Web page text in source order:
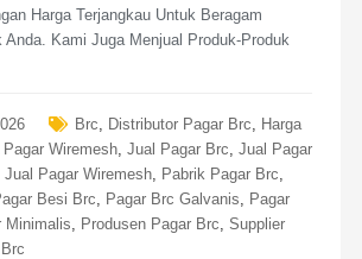
Harga Terjangkau Untuk Beragam
Anda. Kami Juga Menjual Produk-Produk
Brc Distributor Pagar Brc
Harga
Pagar Wiremesh, Jual Pagar Brc Jual Pagar
Jual Pagar Wiremesh, Pabrik Pagar Brc
Besi Brc Pagar Brc Galvanis
Pagar
Minimalis Produsen Pagar Brc Supplier